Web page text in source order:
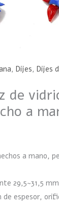
, Dijes, Dijes
de
a
a mano,
29,5~31,5
de espesor,